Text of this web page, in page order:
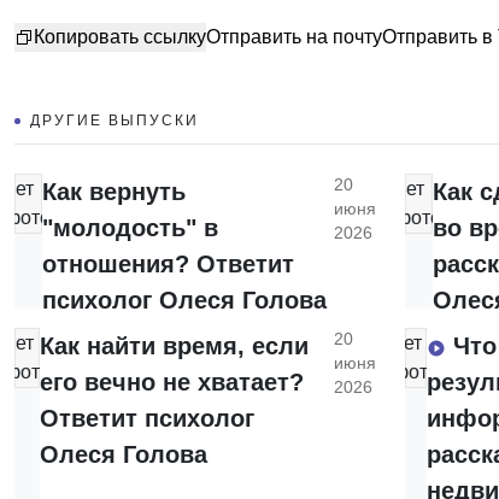
Копировать ссылкуОтправить на почтуОтправить в
ДРУГИЕ ВЫПУСКИ
нет
фото
Как вернуть
"молодость" в
отношения? Ответит
психолог Олеся Голова
20
июня
2026
нет
фото
Как
во
нет
фото
Как найти время, если
его вечно не хватает?
Ответит психолог
Олеся Голова
20
июня
2026
нет
фото